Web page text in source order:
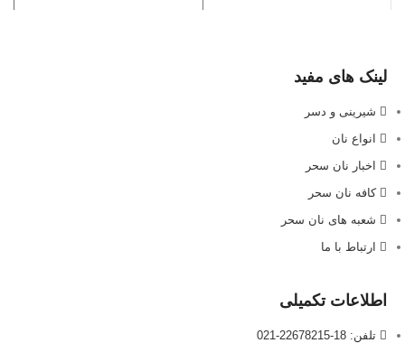
لینک های مفید
شیرینی و دسر
انواع نان
اخبار نان سحر
کافه نان سحر
شعبه های نان سحر
ارتباط با ما
اطلاعات تکمیلی
تلفن: 18-22678215-021